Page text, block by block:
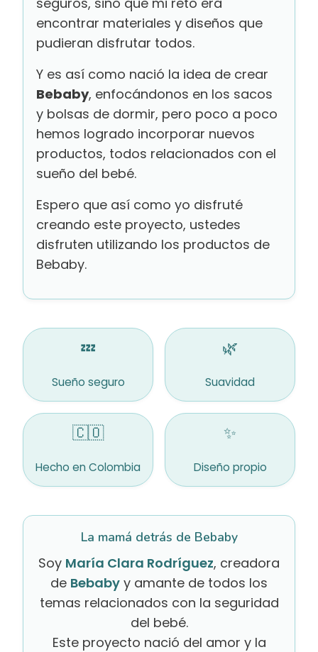
encontrar materiales y diseños que
pudieran disfrutar todos.
Y es así como nació la idea de crear
Bebaby, enfocándonos en los sacos
y bolsas de dormir, pero poco a poco
hemos logrado incorporar nuevos
productos, todos relacionados con el
sueño del bebé.
Espero que así como yo disfruté
creando este proyecto, ustedes
disfruten utilizando los productos de
Bebaby.
💤
Sueño seguro
🌿
Suavidad
🇨🇴
Hecho en Colombia
✨
Diseño propio
La mamá detrás de Bebaby
Soy María Clara Rodríguez, creadora
de Bebaby y amante de todos los
temas relacionados con la seguridad
del bebé.
Este proyecto nació del amor y la